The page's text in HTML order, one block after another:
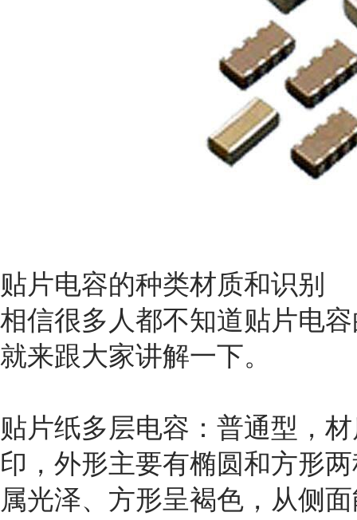
贴片电容的种类材质和识别
相信很多人都不知道贴片电
就来跟大家讲解一下。
贴片纸多层电容：普通型，
印，外形主要有椭圆和方形
属光泽、方形呈褐色，从侧